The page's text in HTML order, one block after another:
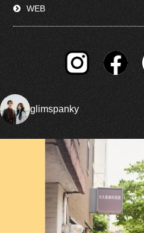
WEB
glimspanky